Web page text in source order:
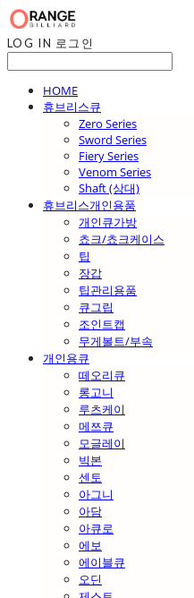
LOG IN 로그인
HOME
휴브리스큐
Zero Series
Sword Series
Fiery Series
Venom Series
Shaft (상대)
휴브리스개인용품
개인큐가방
쵸크/쵸크케이스
팁
장갑
팁관리용품
큐그립
조인트캡
무게볼트/부속
개인용큐
떼오리큐
롱고니
루츠케이
메쯔큐
모글레이
빅본
센토
아그니
아담
아큐로
에보
에이블큐
오딘